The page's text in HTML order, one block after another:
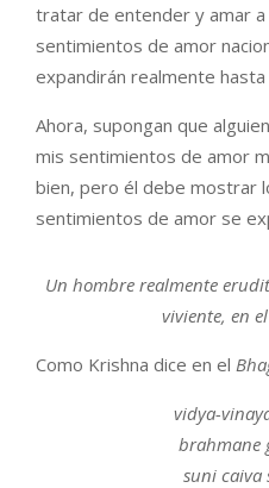
tratar de entender y amar a
sentimientos de amor
expandirán realmente hasta
Ahora, supongan que
mis sentimientos de amor
bien, pero él debe mostrar
sentimientos de amor se
Un hombre realmente
viviente, en
Como Krishna dice en el
vidya-
brahmane
suni caiva